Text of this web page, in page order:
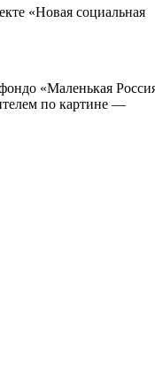
«Новая социальная
«Маленькая
по картине —